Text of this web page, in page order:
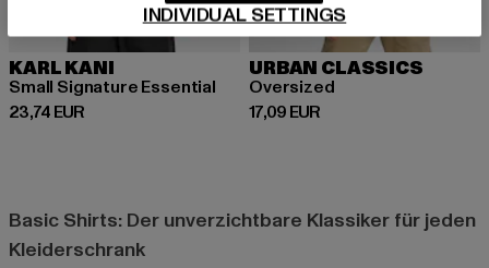
KARL KANI
Small Signature Essential
23,74 EUR
Derzeitiger Preis: 23,74 EUR
URBAN CLASSICS
Oversized
17,09 EUR
Derzeitiger Preis: 17,09 EUR
Basic Shirts: Der unverzichtbare Klassiker für jeden
Kleiderschrank
INDIVIDUAL SETTINGS